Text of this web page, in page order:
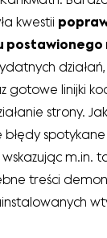
kwestii
postawionego
gotowe linijki
strony.
błędy
m.in.
treści